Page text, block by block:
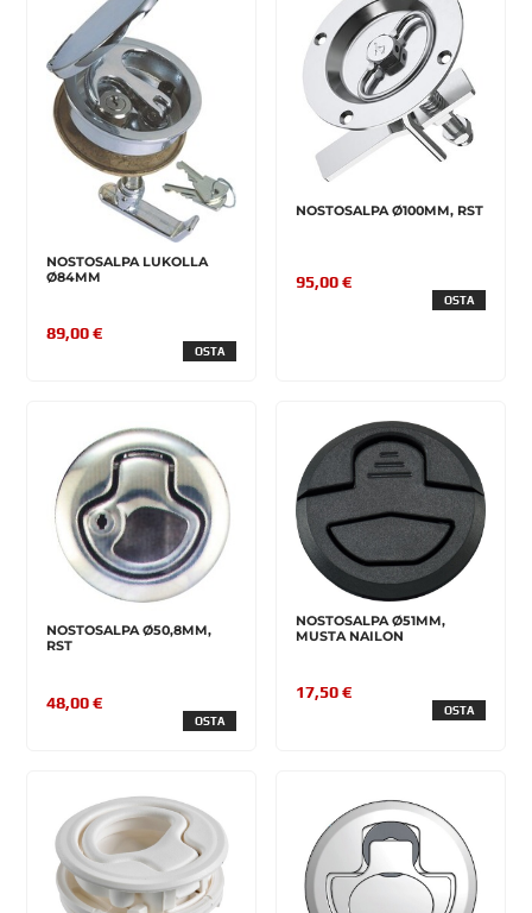
NOSTOSALPA LUKOLLA
Ø84MM
89,00 €
OSTA
NOSTOSALPA Ø100MM, RST
95,00 €
OSTA
NOSTOSALPA Ø50,8MM,
RST
48,00 €
OSTA
NOSTOSALPA Ø51MM,
MUSTA NAILON
17,50 €
OSTA